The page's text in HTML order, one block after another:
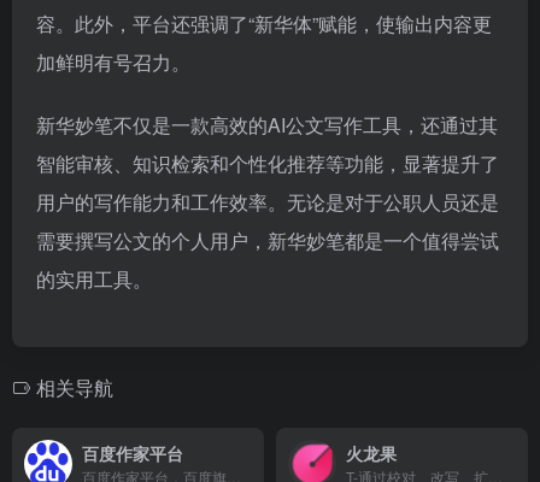
容。此外，平台还强调了“新华体”赋能，使输出内容更
加鲜明有号召力。
新华妙笔不仅是一款高效的AI公文写作工具，还通过其
智能审核、知识检索和个性化推荐等功能，显著提升了
用户的写作能力和工作效率。无论是对于公职人员还是
需要撰写公文的个人用户，新华妙笔都是一个值得尝试
的实用工具。
相关导航
百度作家平台 火龙果